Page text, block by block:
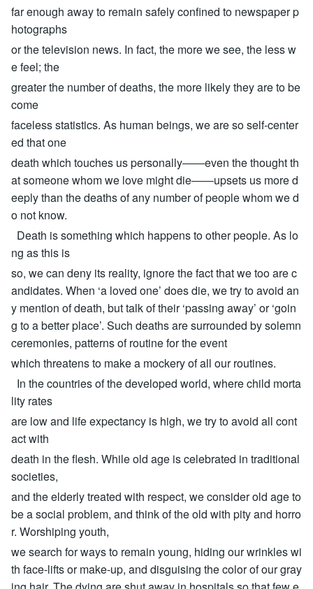
far enough away to remain safely confined to newspaper p
hotographs
or the television news. In fact, the more we see, the less w
e feel; the
greater the number of deaths, the more likely they are to be
come
faceless statistics. As human beings, we are so self-center
ed that one
death which touches us personally――even the thought th
at someone whom we love might die――upsets us more d
eeply than the deaths of any number of people whom we d
o not know.
Death is something which happens to other people. As lo
ng as this is
so, we can deny its reality, ignore the fact that we too are c
andidates. When ‘a loved one’ does die, we try to avoid an
y mention of death, but talk of their ‘passing away’ or ‘goin
g to a better place’. Such deaths are surrounded by solemn
ceremonies, patterns of routine for the event
which threatens to make a mockery of all our routines.
In the countries of the developed world, where child morta
lity rates
are low and life expectancy is high, we try to avoid all cont
act with
death in the flesh. While old age is celebrated in traditional
societies,
and the elderly treated with respect, we consider old age to
be a social problem, and think of the old with pity and horro
r. Worshiping youth,
we search for ways to remain young, hiding our wrinkles wi
th face-lifts or make-up, and disguising the color of our gray